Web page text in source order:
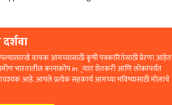
वाचक आमच्यासाठी कृषी पत्रकारितेसाठी प्रेरणा आहेत.
भारतातील कानाकोप in्यात शेतकरी आणि लोकांपर्यंत
आहे. आपले प्रत्येक सहकार्य आमच्या भविष्यासाठी मोलाचे